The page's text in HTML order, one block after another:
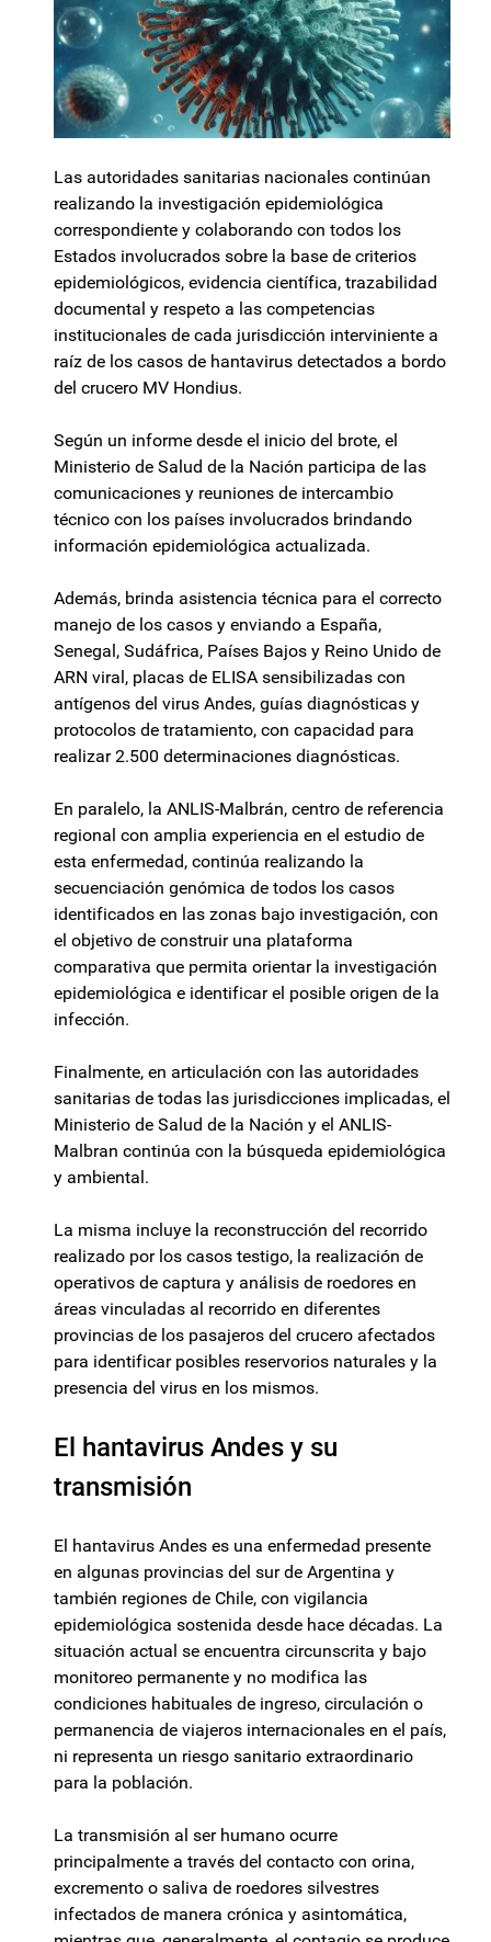
Las autoridades sanitarias nacionales continúan
realizando la investigación epidemiológica
correspondiente y colaborando con todos los
Estados involucrados sobre la base de criterios
epidemiológicos, evidencia científica, trazabilidad
documental y respeto a las competencias
institucionales de cada jurisdicción interviniente a
raíz de los casos de hantavirus detectados a bordo
del crucero MV Hondius.
Según un informe desde el inicio del brote, el
Ministerio de Salud de la Nación participa de las
comunicaciones y reuniones de intercambio
técnico con los países involucrados brindando
información epidemiológica actualizada.
Además, brinda asistencia técnica para el correcto
manejo de los casos y enviando a España,
Senegal, Sudáfrica, Países Bajos y Reino Unido de
ARN viral, placas de ELISA sensibilizadas con
antígenos del virus Andes, guías diagnósticas y
protocolos de tratamiento, con capacidad para
realizar 2.500 determinaciones diagnósticas.
En paralelo, la ANLIS-Malbrán, centro de referencia
regional con amplia experiencia en el estudio de
esta enfermedad, continúa realizando la
secuenciación genómica de todos los casos
identificados en las zonas bajo investigación, con
el objetivo de construir una plataforma
comparativa que permita orientar la investigación
epidemiológica e identificar el posible origen de la
infección.
Finalmente, en articulación con las autoridades
sanitarias de todas las jurisdicciones implicadas, el
Ministerio de Salud de la Nación y el ANLIS-
Malbran continúa con la búsqueda epidemiológica
y ambiental.
La misma incluye la reconstrucción del recorrido
realizado por los casos testigo, la realización de
operativos de captura y análisis de roedores en
áreas vinculadas al recorrido en diferentes
provincias de los pasajeros del crucero afectados
para identificar posibles reservorios naturales y la
presencia del virus en los mismos.
El hantavirus Andes y su
transmisión
El hantavirus Andes es una enfermedad presente
en algunas provincias del sur de Argentina y
también regiones de Chile, con vigilancia
epidemiológica sostenida desde hace décadas. La
situación actual se encuentra circunscrita y bajo
monitoreo permanente y no modifica las
condiciones habituales de ingreso, circulación o
permanencia de viajeros internacionales en el país,
ni representa un riesgo sanitario extraordinario
para la población.
La transmisión al ser humano ocurre
principalmente a través del contacto con orina,
excremento o saliva de roedores silvestres
infectados de manera crónica y asintomática,